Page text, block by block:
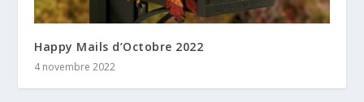
Happy Mails d’Octobre 2022
4 novembre 2022